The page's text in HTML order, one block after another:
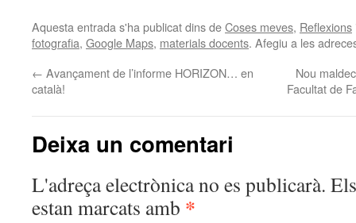
Aquesta entrada s'ha publicat dins deCoses meves, Reflexions
fotografia, Google Maps, materials docents. Afegiu a les
← Avançament de l’informe HORIZON… en
català!
Nou
Facultat de
Deixa un comentari
L'adreça electrònica no es publicarà.
estan marcats amb *